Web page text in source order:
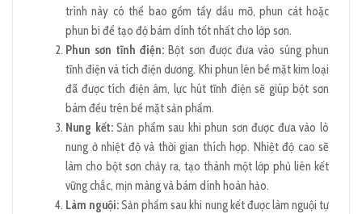
trình này có thể bao gồm tẩy dầu mỡ, phun cát hoặc
phun bi để tạo độ bám dính tốt nhất cho lớp sơn.
Phun sơn tĩnh điện:Bột sơn được đưa vào súng phun
tĩnh điện và tích điện dương. Khi phun lên bề mặt kim loại
đã được tích điện âm, lực hút tĩnh điện sẽ giúp bột sơn
bám đều trên bề mặt sản phẩm.
Nung kết:Sản phẩm sau khi phun sơn được đưa vào lò
nung ở nhiệt độ và thời gian thích hợp. Nhiệt độ cao sẽ
làm cho bột sơn chảy ra, tạo thành một lớp phủ liên kết
vững chắc, mịn màng và bám dính hoàn hảo.
Làm nguội:Sản phẩm sau khi nung kết được làm nguội tự